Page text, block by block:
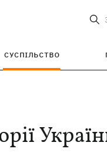
СУСПІЛЬСТВО